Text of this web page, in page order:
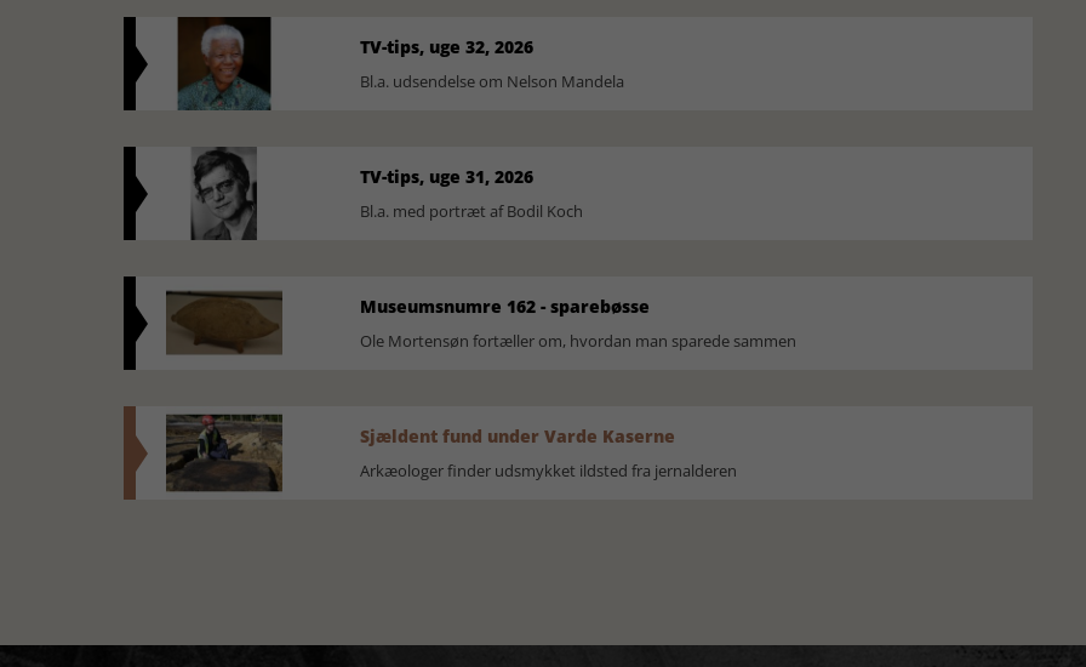
TV-tips, uge 32, 2026
Bl.a. udsendelse om Nelson Mandela
TV-tips, uge 31, 2026
Bl.a. med portræt af Bodil Koch
Museumsnumre 162 - sparebøsse
Ole Mortensøn fortæller om, hvordan man sparede sammen
Sjældent fund under Varde Kaserne
Arkæologer finder udsmykket ildsted fra jernalderen